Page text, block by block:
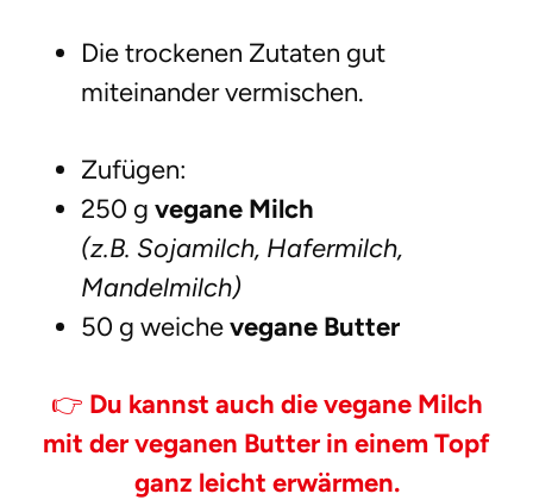
Die trockenen Zutaten gut
miteinander vermischen.
Zufügen:
250 g vegane Milch
(z.B. Sojamilch, Hafermilch,
Mandelmilch)
50 g weichevegane Butter
👉 Du kannst auch die vegane Milch
mit der veganen Butter in einem Topf
ganz leicht erwärmen.